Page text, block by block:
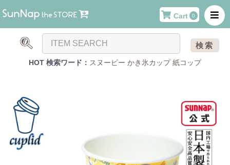
Cart 0
検索
HOT 検索ワード： スヌーピー かき氷カップ 紙コップ